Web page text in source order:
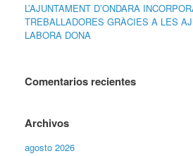
L’AJUNTAMENT D’ONDARA
TREBALLADORES GRÀCIES A LES
LABORA DONA
Comentarios recientes
Archivos
agosto 2026